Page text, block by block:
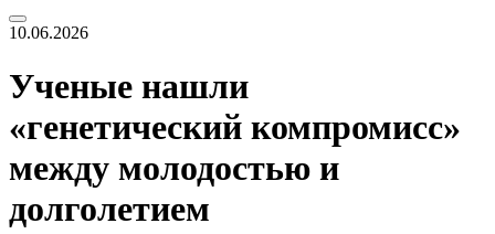
10.06.2026
Ученые нашли
«генетический компромисс»
между молодостью и
долголетием